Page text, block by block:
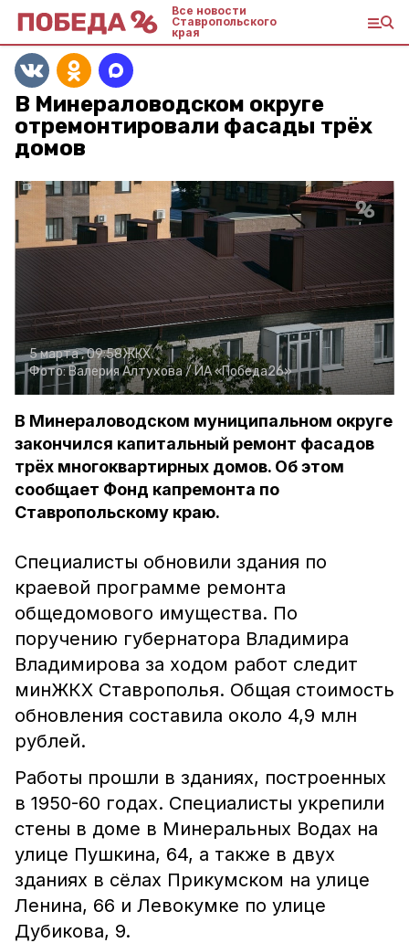
Все новости
Ставропольского
края
В Минераловодском округе
отремонтировали фасады трёх
домов
5 марта , 09:58ЖКХ
Фото:Валерия Алтухова /ИА «Победа26»
В Минераловодском муниципальном округе
закончился капитальный ремонт фасадов
трёх многоквартирных домов. Об этом
сообщает Фонд капремонта по
Ставропольскому краю.
Специалисты обновили здания по
краевой программе ремонта
общедомового имущества. По
поручению губернатора Владимира
Владимирова за ходом работ следит
минЖКХ Ставрополья. Общая стоимость
обновления составила около 4,9 млн
рублей.
Работы прошли в зданиях, построенных
в 1950-60 годах. Специалисты укрепили
стены в доме в Минеральных Водах на
улице Пушкина, 64, а также в двух
зданиях в сёлах Прикумском на улице
Ленина, 66 и Левокумке по улице
Дубикова, 9.